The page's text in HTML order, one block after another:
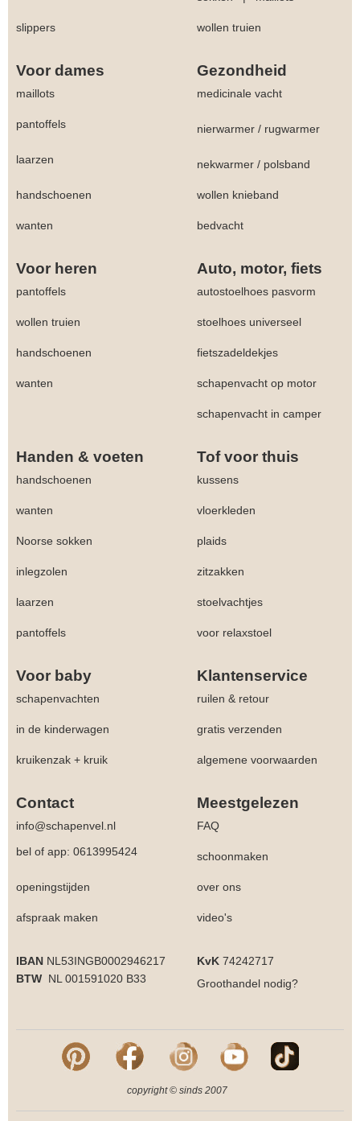
slippers wollen truien
Voor dames Gezondheid
maillots medicinale vacht
pantoffels nierwarmer / rugwarmer
laarzen nekwarmer / polsband
handschoenen wollen knieband
wanten bedvacht
Voor heren Auto, motor, fiets
pantoffels autostoelhoes pasvorm
wollen truien stoelhoes universeel
handschoenen fietszadeldekjes
wanten schapenvacht op motor
schapenvacht in camper
Handen & voeten Tof voor thuis
handschoenen kussens
wanten vloerkleden
Noorse sokken plaids
inlegzolen zitzakken
laarzen stoelvachtjes
pantoffels voor relaxstoel
Voor baby Klantenservice
schapenvachten ruilen & retour
in de kinderwagen gratis verzenden
kruikenzak + kruik algemene voorwaarden
Contact Meestgelezen
info@schapenvel.nl
FAQ
bel of app: 0613995424
schoonmaken
openingstijden over ons
afspraak maken video's
IBAN NL53INGB0002946217 KvK 74242717
BTW NL 001591020 B33 Groothandel nodig?
copyright © sinds 2007